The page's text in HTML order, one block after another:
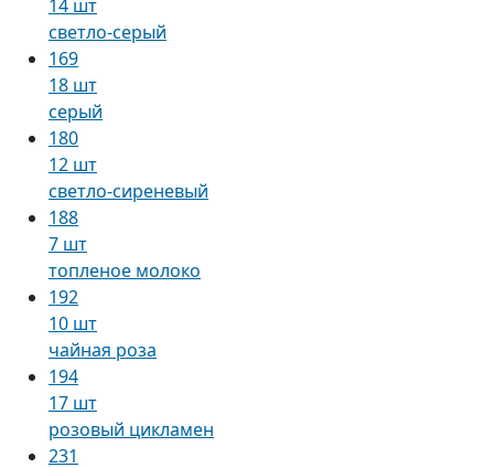
14 шт
светло-серый
169
18 шт
серый
180
12 шт
светло-сиреневый
188
7 шт
топленое молоко
192
10 шт
чайная роза
194
17 шт
розовый цикламен
231